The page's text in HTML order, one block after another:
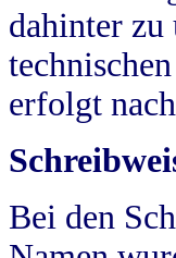
dahinter zu
erfolgt
Bei den